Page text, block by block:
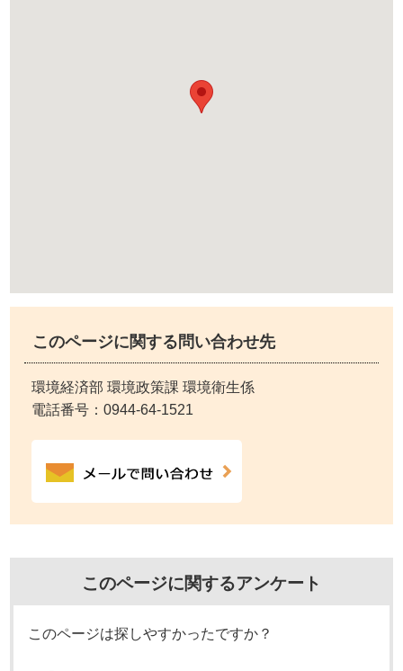
このページに関する問い合わせ先
環境経済部 環境政策課 環境衛生係
電話番号：0944-64-1521
このページに関するアンケート
このページは探しやすかったですか？